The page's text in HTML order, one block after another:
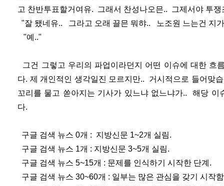
고 찬반투표할거여유. 그래서 찬성나오믄.. 그제서야 투쟁
"잘 됐네유.. 그라고 오래 끌믄 뭐햐.. 노조원 느는건 지
"예.."
그건 그렇고 우리의 파업이라던지 어떤 이슈에 대한 흐
다. 제 개인적인 생각일진 모르지만.. 거시적으로 들어맞
꼬리를 물고 쏟아지는 기사가 있느냐 없느냐가.. 해당 이
다.
구글 검색 뉴스 0개 : 지방신문 1~2개 실림.
구글 검색 뉴스 1개 : 지방신문 3~5개 실림.
구글 검색 뉴스 5~15개 : 문제를 인식하기 시작한 단계.
구글 검색 뉴스 30~60개 : 일부는 많은 관심을 갖기 시작